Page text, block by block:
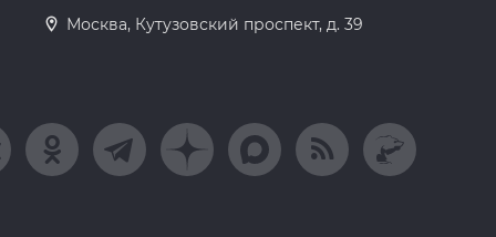
Москва, Кутузовский проспект, д. 39